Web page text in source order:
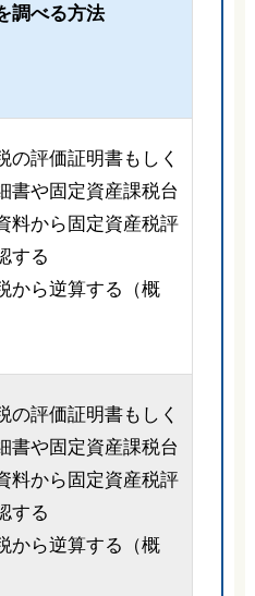
調べる方法
の評価証明書もしく
書や固定資産課税台
料から固定資産税評
する
から逆算する（概
の評価証明書もしく
書や固定資産課税台
料から固定資産税評
する
から逆算する（概